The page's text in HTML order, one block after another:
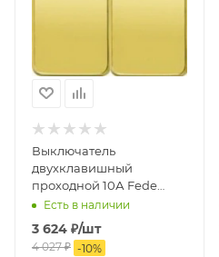
Выключатель
двухклавишный
проходной 10А Fede
FD04311ORx2 | FD16506x2
| FD16-BAST
Есть в наличии
3 624 ₽/шт
4 027₽ -10%